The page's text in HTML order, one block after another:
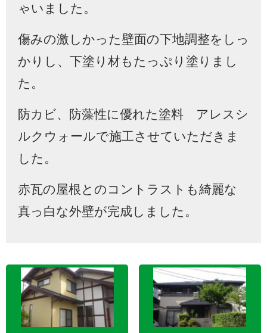
ゃいました。
傷みの激しかった壁面の下地調整をしっ
かりし、下塗り材もたっぷり塗りまし
た。
防カビ、防藻性に優れた塗料 アレスシ
ルクウォールで施工させていただきま
した。
赤瓦の屋根とのコントラストも綺麗な
真っ白な外壁が完成しました。